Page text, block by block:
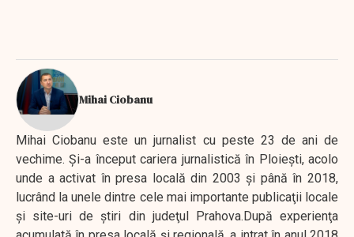
Mihai Ciobanu
Mihai Ciobanu este un jurnalist cu peste 23 de ani de
vechime. Şi-a început cariera jurnalistică în Ploieşti, acolo
unde a activat în presa locală din 2003 şi până în 2018,
lucrând la unele dintre cele mai importante publicaţii locale
şi site-uri de ştiri din judeţul Prahova.După experienţa